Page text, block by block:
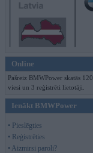
Online
Pašreiz BMWPower skatās 120
viesi un 3 reģistrēti lietotāji.
Ienākt BMWPower
• Pieslēgties
• Reģistrēties
• Aizmirsi paroli?